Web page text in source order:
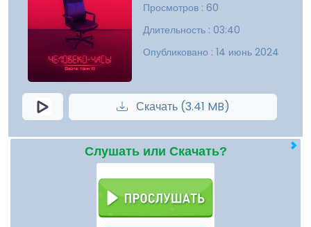
Просмотров : 60
Длительность : 03:40
Опубликовано : 14 июнь 2024
Скачать (3.41 MB)
Слушать или Скачать?